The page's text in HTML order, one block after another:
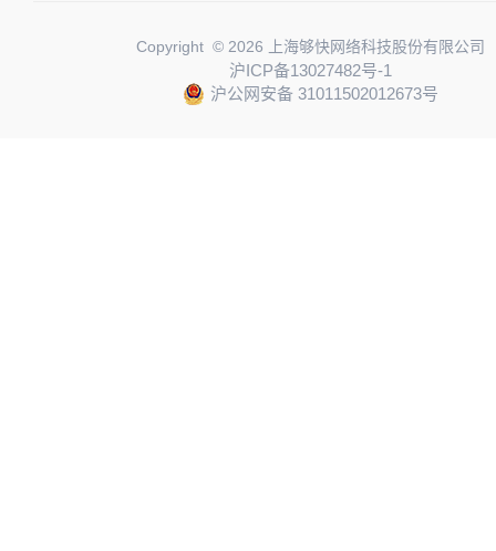
Copyright © 2026 上海够快网络科技股份有限公司
沪ICP备13027482号-1
沪公网安备 31011502012673号